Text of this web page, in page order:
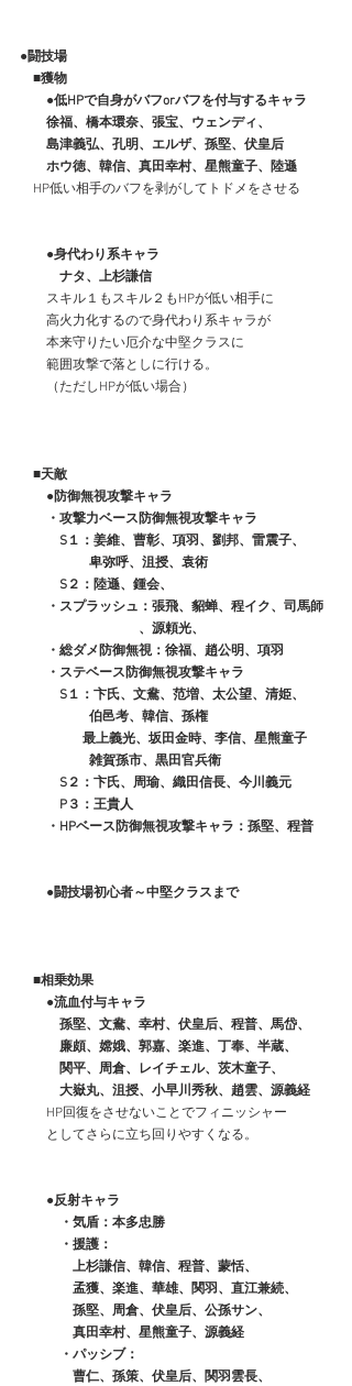
●闘技場
■獲物
●低HPで自身がバフorバフを付与するキャラ
徐福、橋本環奈、張宝、ウェンディ、
島津義弘、孔明、エルザ、孫堅、伏皇后
ホウ徳、韓信、真田幸村、星熊童子、陸遜
HP低い相手のバフを剥がしてトドメをさせる
●身代わり系キャラ
ナタ、上杉謙信
スキル１もスキル２もHPが低い相手に
高火力化するので身代わり系キャラが
本来守りたい厄介な中堅クラスに
範囲攻撃で落としに行ける。
（ただしHPが低い場合）
■天敵
●防御無視攻撃キャラ
・攻撃力ベース防御無視攻撃キャラ
S１：姜維、曹彰、項羽、劉邦、雷震子、
卑弥呼、沮授、袁術
S２：陸遜、鍾会、
・スプラッシュ：張飛、貂蝉、程イク、司馬師
、源頼光、
・総ダメ防御無視：徐福、趙公明、項羽
・ステベース防御無視攻撃キャラ
S１：卞氏、文鴦、范増、太公望、清姫、
伯邑考、韓信、孫権
最上義光、坂田金時、李信、星熊童子
雑賀孫市、黒田官兵衛
S２：卞氏、周瑜、織田信長、今川義元
P３：王貴人
・HPベース防御無視攻撃キャラ：孫堅、程普
●闘技場初心者～中堅クラスまで
■相乗効果
●流血付与キャラ
孫堅、文鴦、幸村、伏皇后、程普、馬岱、
廉頗、嫦娥、郭嘉、楽進、丁奉、半蔵、
関平、周倉、レイチェル、茨木童子、
大嶽丸、沮授、小早川秀秋、趙雲、源義経
HP回復をさせないことでフィニッシャー
としてさらに立ち回りやすくなる。
●反射キャラ
・気盾：本多忠勝
・援護：
上杉謙信、韓信、程普、蒙恬、
孟獲、楽進、華雄、関羽、直江兼続、
孫堅、周倉、伏皇后、公孫サン、
真田幸村、星熊童子、源義経
・パッシブ：
曹仁、孫策、伏皇后、関羽雲長、